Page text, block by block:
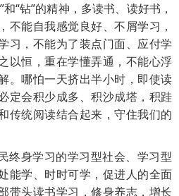
“钻”的精神，多读书、读好书，
不能自我感觉良好、不屑学习，
习，不能为了装点门面、应付学
以恒，重在学懂弄通，不能心浮
。哪怕一天挤出半小时，即使读
定会积少成多、积沙成塔，积跬
传统阅读结合起来，守住我们的
终身学习的学习型社会、学习型
能学、时时可学，促进人的全面
带头读书学习，修身养志，增长